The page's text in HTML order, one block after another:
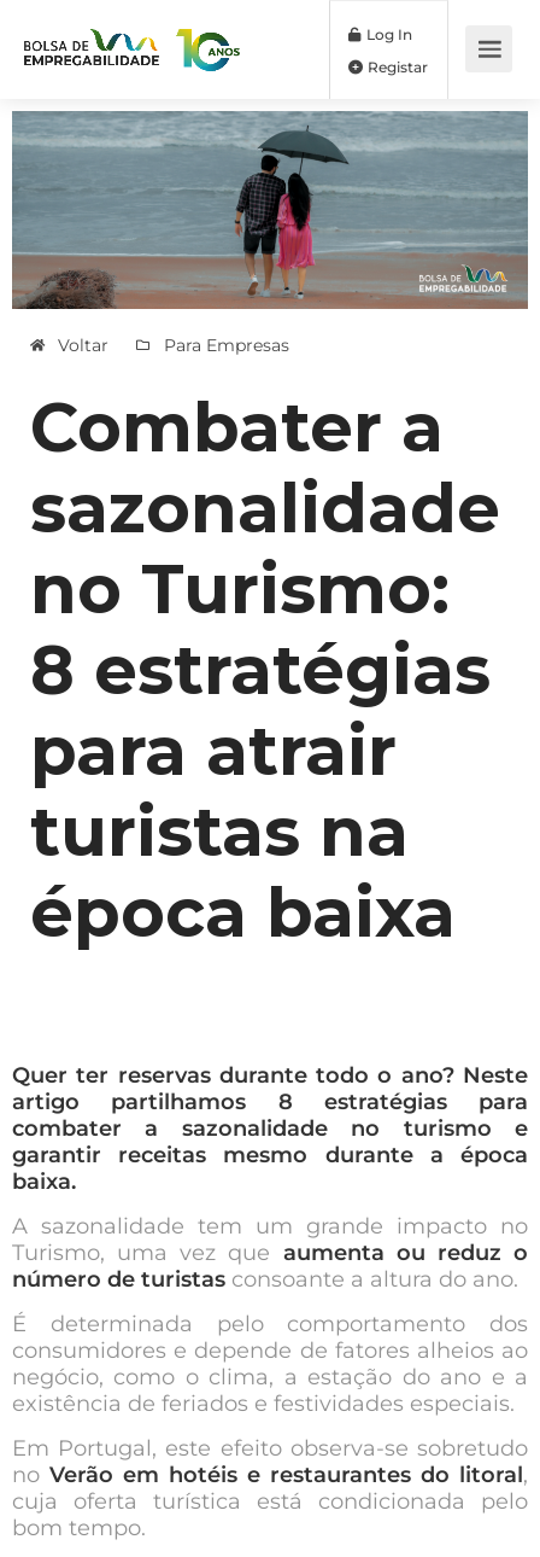
Log In
Voltar Para Empresas
Combater a
sazonalidade
no Turismo:
8 estratégias
para atrair
turistas na
época baixa
Quer ter reservas durante todo o ano? Neste
artigo partilhamos 8 estratégias para
combater a sazonalidade no turismo e
garantir receitas mesmo durante a época
baixa.
A sazonalidade tem um grande impacto no
Turismo, uma vez que aumenta ou reduz o
número de turistas consoante a altura do ano.
É determinada pelo comportamento dos
consumidores e depende de fatores alheios ao
negócio, como o clima, a estação do ano e a
existência de feriados e festividades especiais.
Em Portugal, este efeito observa-se sobretudo
no Verão em hotéis e restaurantes do litoral,
cuja oferta turística está condicionada pelo
bom tempo.